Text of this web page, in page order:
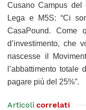
Cusano Campus del
Lega e M5S: “Ci
CasaPound. Come
d’investimento, che
nascesse il
l’abbattimento
pagare più del 25%”.
Articoli correlati